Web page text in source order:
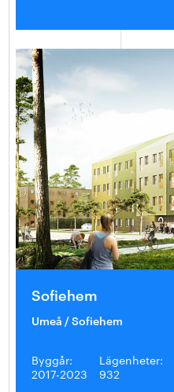
Sofiehem
Umeå / Sofiehem
Byggår:
2017-2023
Lägenheter:
932